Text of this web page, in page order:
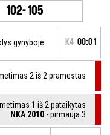
102-105
gynyboje K4 00:01
2 iš 2 pramestas
1 iš 2 pataikytas
NKA 2010 - pirmauja 3